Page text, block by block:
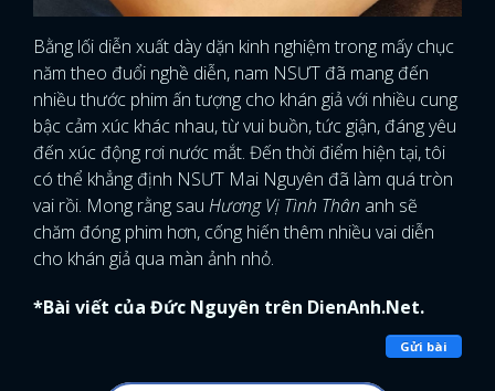
Bằng lối diễn xuất dày dặn kinh nghiệm trong mấy chục
năm theo đuổi nghề diễn, nam NSƯT đã mang đến
nhiều thước phim ấn tượng cho khán giả với nhiều cung
bậc cảm xúc khác nhau, từ vui buồn, tức giận, đáng yêu
đến xúc động rơi nước mắt. Đến thời điểm hiện tại, tôi
có thể khẳng định NSƯT Mai Nguyên đã làm quá tròn
vai rồi. Mong rằng sau Hương Vị Tình Thân anh sẽ
chăm đóng phim hơn, cống hiến thêm nhiều vai diễn
cho khán giả qua màn ảnh nhỏ.
*Bài viết của Đức Nguyên trên DienAnh.Net.
Gửi bài